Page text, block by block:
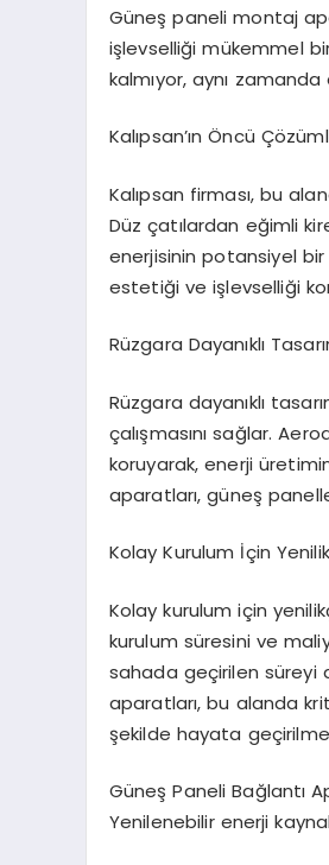
Güneş paneli montaj
işlevselliği mükemmel
kalmıyor, aynı
Kalıpsan’ın Öncü
Kalıpsan firması, bu
Düz çatılardan eğimli
enerjisinin potansiyel bir
estetiği ve işlevselliği
Rüzgara Dayanıklı
Rüzgara dayanıklı
çalışmasını sağlar.
koruyarak, enerji
aparatları, güneş
Kolay Kurulum İçin
Kolay kurulum için
kurulum süresini ve
sahada geçirilen süreyi
aparatları, bu alanda
şekilde hayata
Güneş Paneli Bağlantı
Yenilenebilir enerji